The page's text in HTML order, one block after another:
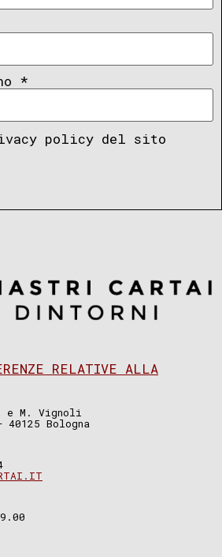
*
policy del sito
RELATIVE ALLA
e M. Vignoli
Bologna